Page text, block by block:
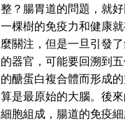
整？腸胃道的問題，就
一棵樹的免疫力和健康
麼關注，但是一旦引發
的器官，可能要回溯到
的醣蛋白複合體而形成
算是最原始的大腦。後
細胞組成，腸道的免疫